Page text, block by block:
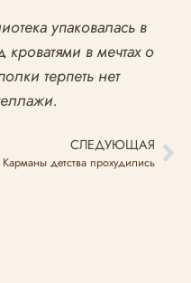
упаковалась в
в мечтах о
терпеть нет
СЛЕДУЮЩАЯ
Карманы детства прохудились